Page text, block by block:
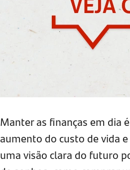
Manter as finanças em dia
aumento do custo de vida
uma visão clara do futuro